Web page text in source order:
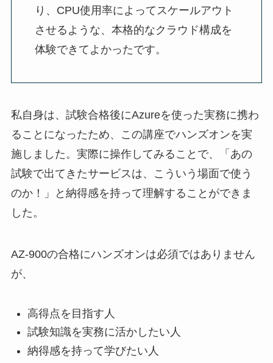
り、CPU使用率によってスケールアウト
させるような、本格的なクラウド構成を
体験できてよかったです。
私自身は、試験合格後にAzureを使った実務に携わ
ることになったため、この講座でハンズオンを実
施しました。実際に操作してみることで、「あの
試験で出てきたサービスは、こういう場面で使う
のか！」と納得感を持って理解することができま
した。
AZ-900の合格にハンズオンは必須ではありません
が、
高得点を目指す人
試験知識を実務に活かしたい人
納得感を持って学びたい人